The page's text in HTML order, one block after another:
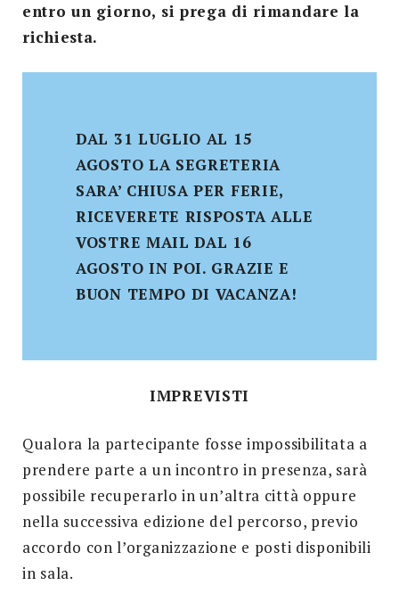
entro un giorno, si prega di rimandare la
richiesta.
DAL 31 LUGLIO AL 15
AGOSTO LA SEGRETERIA
SARA’ CHIUSA PER FERIE,
RICEVERETE RISPOSTA ALLE
VOSTRE MAIL DAL 16
AGOSTO IN POI. GRAZIE E
BUON TEMPO DI VACANZA!
IMPREVISTI
Qualora la partecipante fosse impossibilitata a
prendere parte a un incontro in presenza, sarà
possibile recuperarlo in un’altra città oppure
nella successiva edizione del percorso, previo
accordo con l’organizzazione e posti disponibili
in sala.